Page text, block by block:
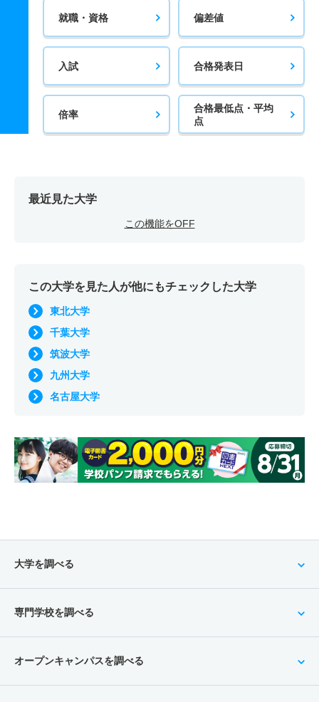
就職・資格 偏差値
入試 合格発表日
倍率
合格最低点・平均
点
最近見た大学
この機能をOFF
この大学を見た人が他にもチェックした大学
東北大学
千葉大学
筑波大学
九州大学
名古屋大学
大学を調べる
専門学校を調べる
オープンキャンパスを調べる